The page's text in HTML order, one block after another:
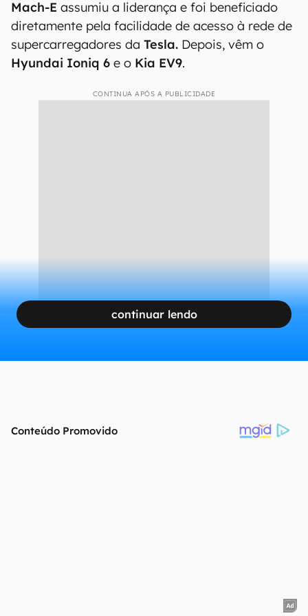
Mach-E assumiu a liderança e foi beneficiado
diretamente pela facilidade de acesso à rede de
supercarregadores da Tesla. Depois, vêm o
Hyundai Ioniq 6 e o Kia EV9.
CONTINUA APÓS A PUBLICIDADE
continuar lendo